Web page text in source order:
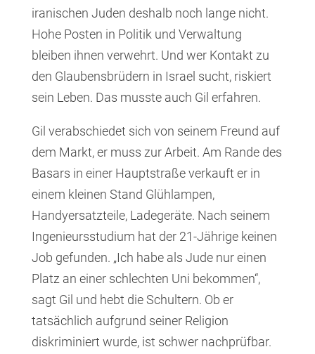
iranischen Juden deshalb noch lange nicht.
Hohe Posten in Politik und Verwaltung
bleiben ihnen verwehrt. Und wer Kontakt zu
den Glaubensbrüdern in Israel sucht, riskiert
sein Leben. Das musste auch Gil erfahren.
Gil verabschiedet sich von seinem Freund auf
dem Markt, er muss zur Arbeit. Am Rande des
Basars in einer Hauptstraße verkauft er in
einem kleinen Stand Glühlampen,
Handyersatzteile, Ladegeräte. Nach seinem
Ingenieursstudium hat der 21-Jährige keinen
Job gefunden. „Ich habe als Jude nur einen
Platz an einer schlechten Uni bekommen“,
sagt Gil und hebt die Schultern. Ob er
tatsächlich aufgrund seiner Religion
diskriminiert wurde, ist schwer nachprüfbar.